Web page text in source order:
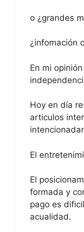
o ¿grandes
¿infomación
En mi
Hoy en día
articulos
El
El
formada y
pago es
acualidad.